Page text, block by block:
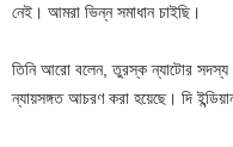
নেই। আমরা ভিন্ন সমাধান চাইছি।
তিনি আরো বলেন, তুরস্ক ন্যাটোর
ন্যায়সঙ্গত আচরণ করা হয়েছে। দি